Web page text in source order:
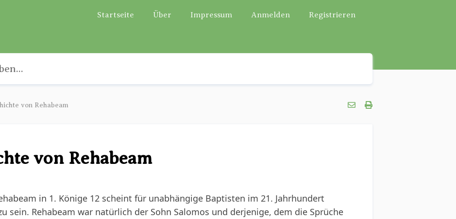
Startseite Über Impressum Anmelden Registrieren
von Rehabeam
von Rehabeam
in 1. Könige 12 scheint für unabhängige Baptisten im 21. Jahrhundert
sein. Rehabeam war natürlich der Sohn Salomos und derjenige, dem die Sprüche